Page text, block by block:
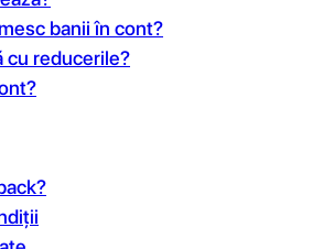
banii în cont?
cu reducerile?